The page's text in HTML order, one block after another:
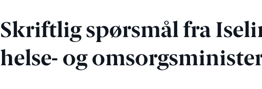
Skriftlig spørsmål fra
helse- og